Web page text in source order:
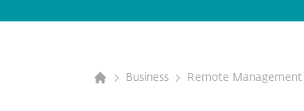
Business Remote Management